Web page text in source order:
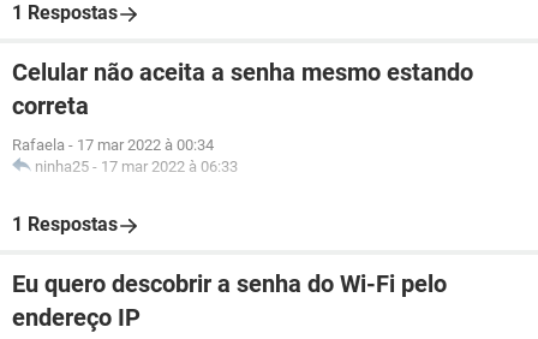
1 Respostas
Celular não aceita a senha mesmo estando
correta
Rafaela - 17 mar 2022 à 00:34
ninha25 - 17 mar 2022 à 06:33
1 Respostas
Eu quero descobrir a senha do Wi-Fi pelo
endereço IP